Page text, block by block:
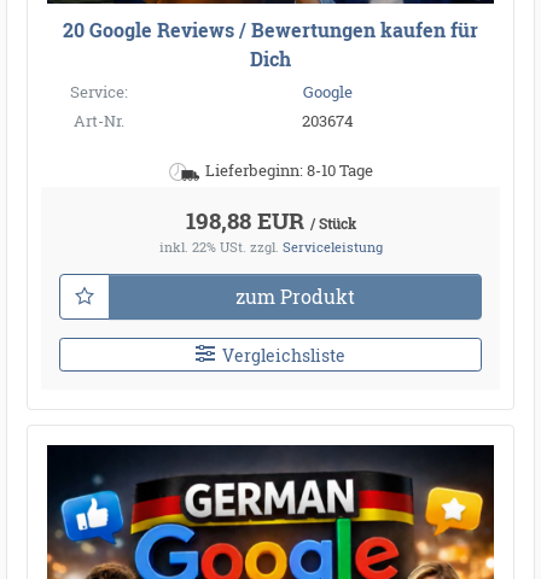
20 Google Reviews / Bewertungen kaufen für
Dich
Service:
Google
Art-Nr.
203674
Lieferbeginn: 8-10 Tage
198,88 EUR / Stück
inkl. 22% USt. zzgl. Serviceleistung
zum Produkt
Vergleichsliste